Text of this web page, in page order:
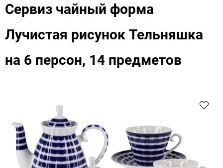
Сервиз чайный форма
Лучистая рисунок Тельняшка
на 6 персон, 14 предметов